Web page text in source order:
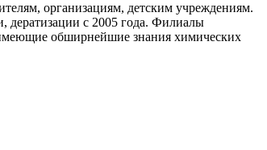
организациям, детским учреждениям.
дератизации с 2005 года. Филиалы
обширнейшие знания химических